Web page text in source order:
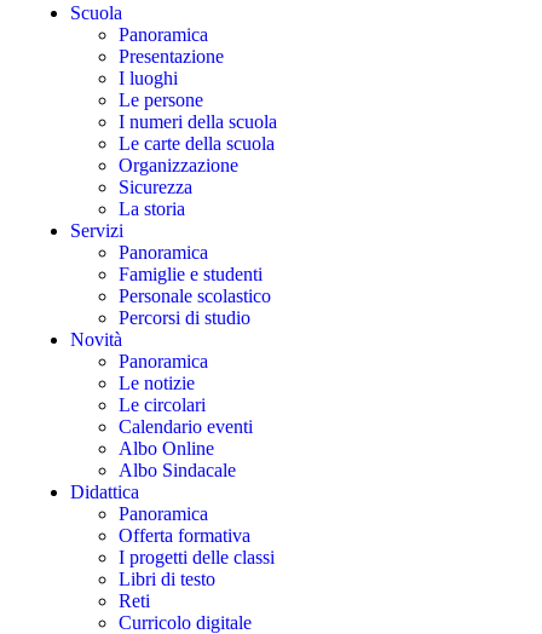
Scuola
Panoramica
Presentazione
I luoghi
Le persone
I numeri della scuola
Le carte della scuola
Organizzazione
Sicurezza
La storia
Servizi
Panoramica
Famiglie e studenti
Personale scolastico
Percorsi di studio
Novità
Panoramica
Le notizie
Le circolari
Calendario eventi
Albo Online
Albo Sindacale
Didattica
Panoramica
Offerta formativa
I progetti delle classi
Libri di testo
Reti
Curricolo digitale